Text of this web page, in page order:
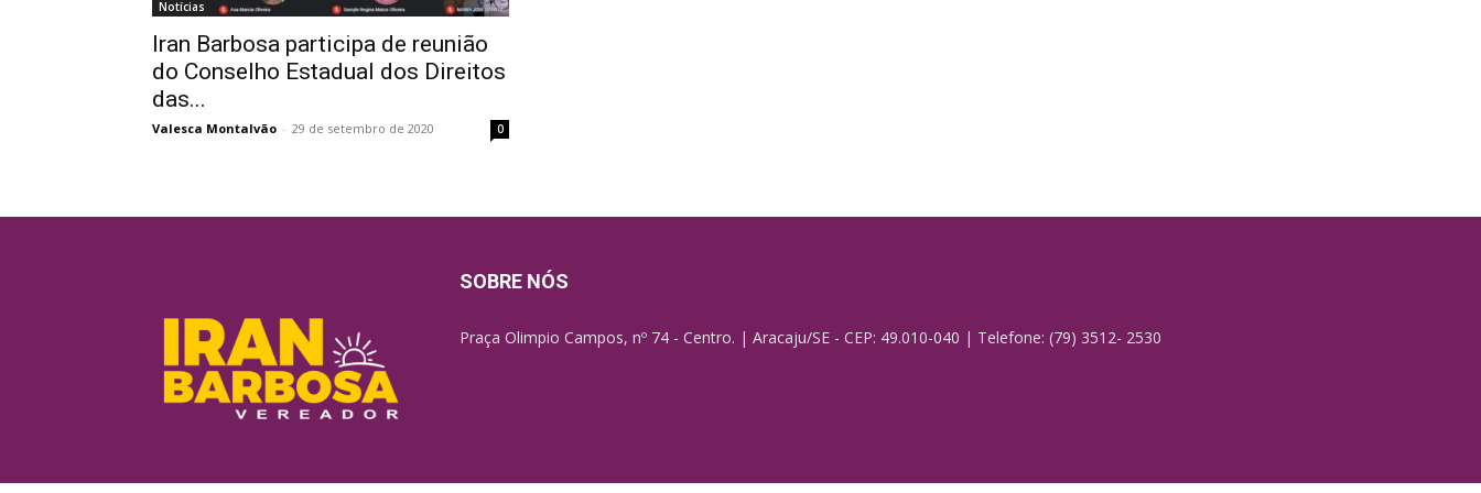
Notícias
Iran Barbosa participa de reunião
do Conselho Estadual dos Direitos
das...
Valesca Montalvão - 29 de setembro de 2020 0
SOBRE NÓS
Praça Olimpio Campos, nº 74 - Centro. | Aracaju/SE - CEP: 49.010-040 | Telefone: (79) 3512- 2530